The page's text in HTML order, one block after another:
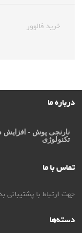
خرید فالوور
درباره ما
نارنجی پوش - افزایش
تکنولوژی
تماس با ما
جهت ارتباط با پشتیبانی به واتساپ
دسته‌ها